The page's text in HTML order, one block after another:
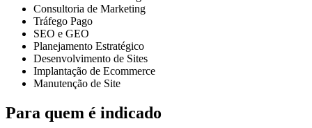
Consultoria de Marketing
Tráfego Pago
SEO e GEO
Planejamento Estratégico
Desenvolvimento de Sites
Implantação de Ecommerce
Manutenção de Site
Para quem é indicado